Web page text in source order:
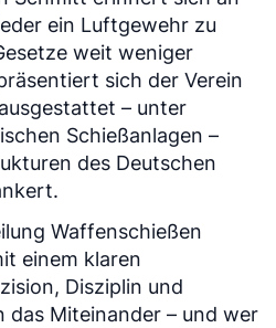
ein Luftgewehr zu
weit weniger
sich der Verein
– unter
Schießanlagen –
des Deutschen
Waffenschießen
einem klaren
Disziplin und
das Miteinander – und wer